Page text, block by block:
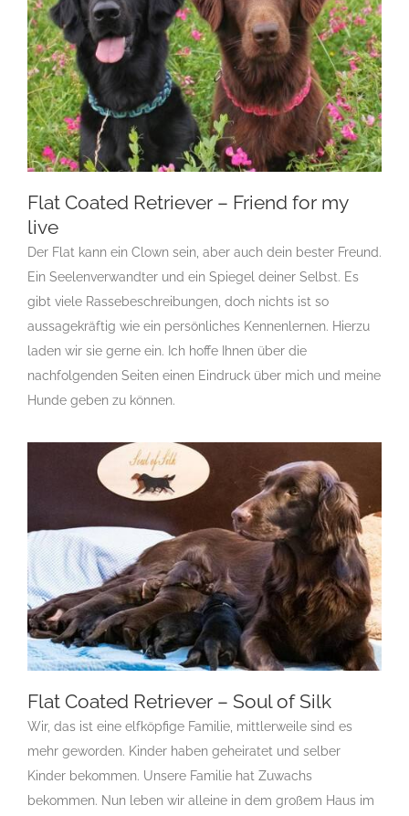
Flat Coated Retriever – Friend for my live
Gruppe 8 Gruppe 8-Sektion 1 Gruppe 8-Sektion 1 Züchter
Flatcoated Retriever Gruppe 8-Sektion 1-Flatcoated
Retriever Landesgruppe Retriever Rassehunde Standard
Rassehundezüchter
Flat Coated Retriever – Friend for my
live
Der Flat kann ein Clown sein, aber auch dein bester Freund.
Ein Seelenverwandter und ein Spiegel deiner Selbst. Es
gibt viele Rassebeschreibungen, doch nichts ist so
aussagekräftig wie ein persönliches Kennenlernen. Hierzu
laden wir sie gerne ein. Ich hoffe Ihnen über die
nachfolgenden Seiten einen Eindruck über mich und meine
Hunde geben zu können.
Flat Coated Retriever – Soul of Silk
Gruppe 8 Gruppe 8-Sektion 1
Gruppe 8-Sektion 1 Züchter
Flat Coated Retriever – Soul of Silk
Wir, das ist eine elfköpfige Familie, mittlerweile sind es
mehr geworden. Kinder haben geheiratet und selber
Kinder bekommen. Unsere Familie hat Zuwachs
bekommen. Nun leben wir alleine in dem großem Haus im